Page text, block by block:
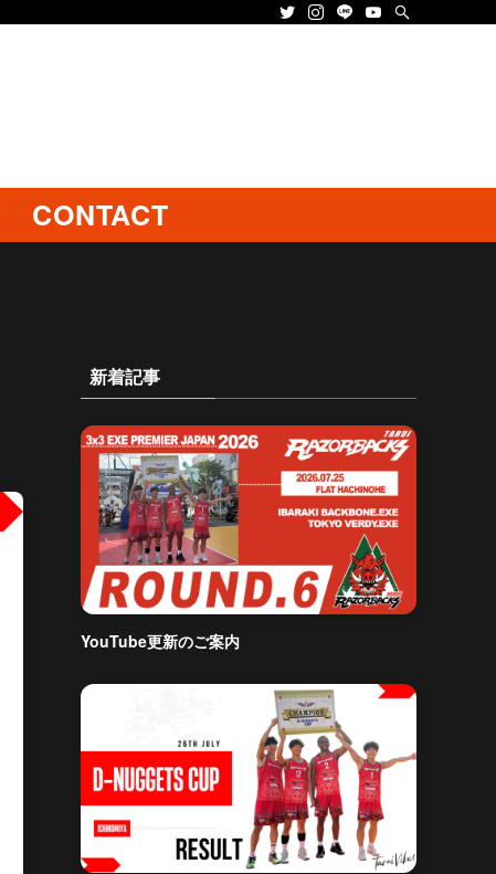
CONTACT
新着記事
YouTube更新のご案内